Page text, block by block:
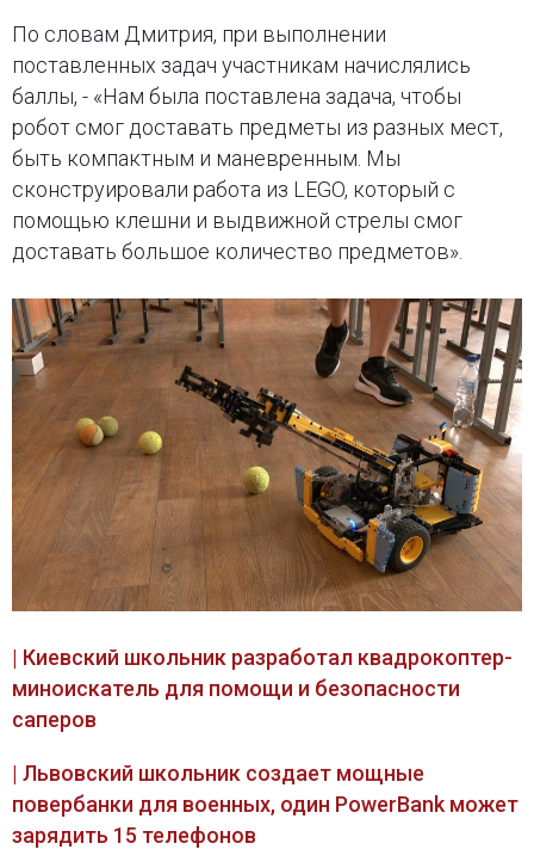
По словам Дмитрия, при выполнении
поставленных задач участникам начислялись
баллы, - «Нам была поставлена задача, чтобы
робот смог доставать предметы из разных мест,
быть компактным и маневренным. Мы
сконструировали работа из LEGO, который с
помощью клешни и выдвижной стрелы смог
доставать большое количество предметов».
| Киевский школьник разработал квадрокоптер-
миноискатель для помощи и безопасности
саперов
| Львовский школьник создает мощные
повербанки для военных, один PowerBank может
зарядить 15 телефонов